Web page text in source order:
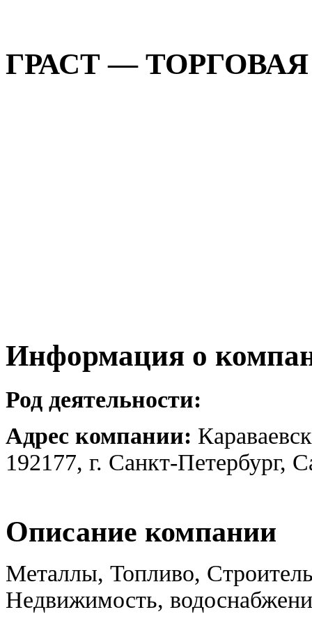
ГРАСТ — ТОРГОВАЯ
Информация о
Род деятельности:
Адрес компании:
192177, г. Санкт-Петербург,
Описание компании
Металлы, Топливо,
Недвижимость,